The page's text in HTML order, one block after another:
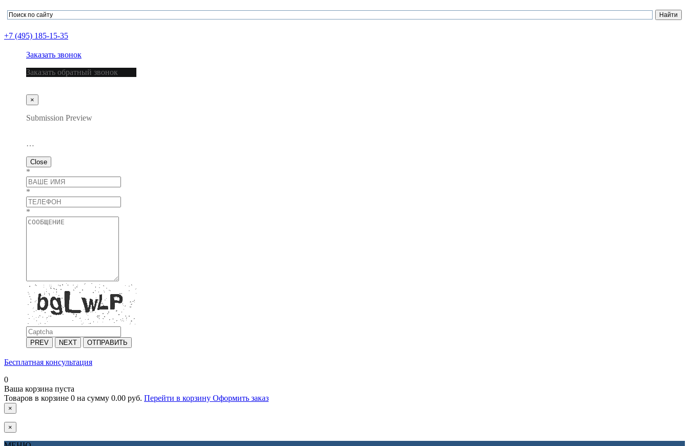
+7 (495) 185-15-35
Заказать звонок
Заказать обратный звонок
×
Submission Preview
…
Close
*
*
*
PREV NEXT ОТПРАВИТЬ
Бесплатная консультация
0
Ваша корзина пуста
Товаров в корзине 0 на сумму 0.00 руб. Перейти в корзину Оформить заказ
×
×